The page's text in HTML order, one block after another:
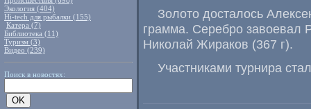
Экология (404)
Hi-tech для рыбалки (155)
Катера (7)
Библиотека (11)
Туризм (3)
Видео (239)
Поиск в новостях:
Золото досталось
грамма. Серебро завоевал
Николай Жираков (367 г).
Участниками турнира